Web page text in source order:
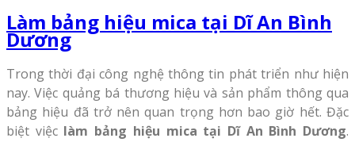
Làm bảng hiệu mica tại Dĩ An Bình
Dương
Trong thời đại công nghệ thông tin phát triển như hiện
nay. Việc quảng bá thương hiệu và sản phẩm thông qua
bảng hiệu đã trở nên quan trọng hơn bao giờ hết. Đặc
biệt việc làm bảng hiệu mica tại Dĩ An Bình Dương.